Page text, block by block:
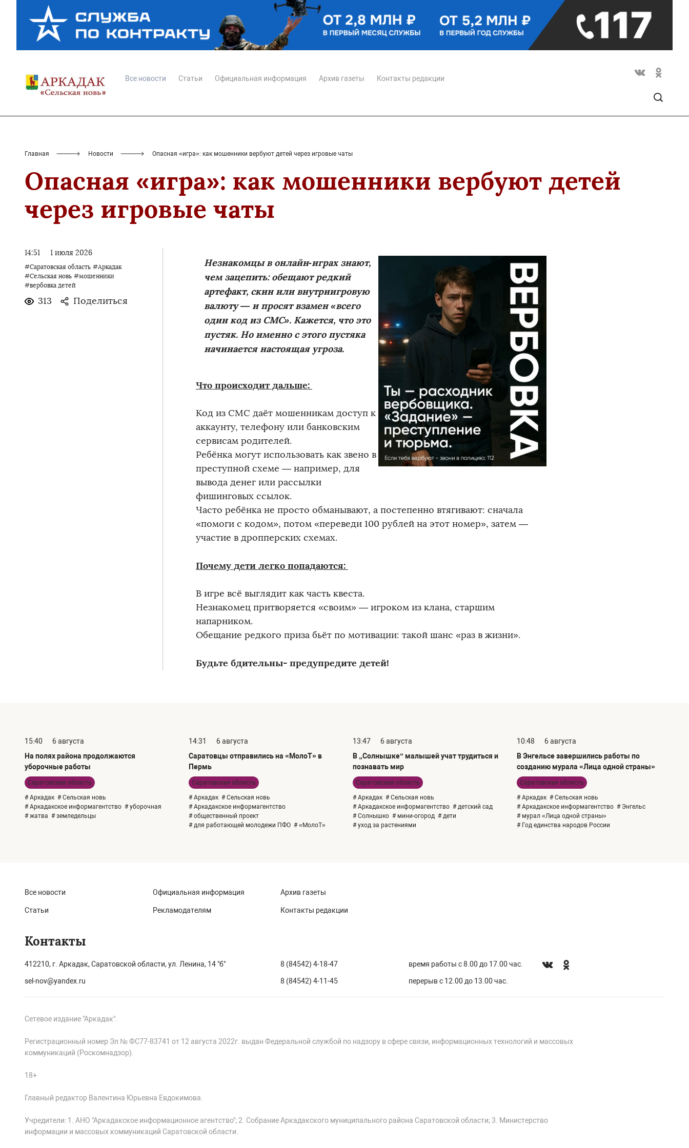
Все новости Статьи Официальная информация Архив газеты Контакты редакции
Главная Новости Опасная «игра»: как мошенники вербуют детей через игровые чаты
Опасная «игра»: как мошенники вербуют детей
через игровые чаты
14:51 1 июля 2026
#Саратовская область #Аркадак
#Сельская новь #мошенники
#вербовка детей
313 Поделиться
️Незнакомцы в онлайн‑играх знают,
чем зацепить: обещают редкий
артефакт, скин или внутриигровую
валюту — и просят взамен «всего
один код из СМС». Кажется, что это
пустяк. Но именно с этого пустяка
начинается настоящая угроза.
Что происходит дальше:
Код из СМС даёт мошенникам доступ к
аккаунту, телефону или банковским
сервисам родителей.
Ребёнка могут использовать как звено в
преступной схеме — например, для
вывода денег или рассылки
фишинговых ссылок.
Часто ребёнка не просто обманывают, а постепенно втягивают: сначала
«помоги с кодом», потом «переведи 100 рублей на этот номер», затем —
участие в дропперских схемах.
Почему дети легко попадаются:
В игре всё выглядит как часть квеста.
Незнакомец притворяется «своим» — игроком из клана, старшим
напарником.
Обещание редкого приза бьёт по мотивации: такой шанс «раз в жизни».
️Будьте бдительны- предупредите детей!
15:40
6 августа
На полях района продолжаются
уборочные работы
Саратовская область
# Аркадак # Сельская новь
# Аркадакское информагентство # уборочная
# жатва # земледельцы
14:31
6 августа
Саратовцы отправились на «МолоТ» в
Пермь
Саратовская область
# Аркадак # Сельская новь
# Аркадакское информагентство
# общественный проект
# для работающей молодежи ПФО # «МолоТ»
13:47
6 августа
В „Солнышке“ малышей учат трудиться и
познавать мир
Саратовская область
# Аркадак # Сельская новь
# Аркадакское информагентство # детский сад
# Солнышко # мини-огород # дети
# уход за растениями
10:48
6 августа
В Энгельсе завершились работы по
созданию мурала «Лица одной страны»
Саратовская область
# Аркадак # Сельская новь
# Аркадакское информагентство # Энгельс
# мурал «Лица одной страны»
# Год единства народов России
Все новости
Статьи
Официальная информация
Рекламодателям
Архив газеты
Контакты редакции
Контакты
412210, г. Аркадак, Саратовской области, ул. Ленина, 14 "б"
sel-nov@yandex.ru
8 (84542) 4-18-47
8 (84542) 4-11-45
время работы с 8.00 до 17.00 час.
перерыв с 12.00 до 13.00 час.
Сетевое издание "Аркадак".
Регистрационный номер Эл № ФС77-83741 от 12 августа 2022г. выдан Федеральной службой по надзору в сфере связи, информационных технологий и массовых
коммуникаций (Роскомнадзор).
18+
Главный редактор Валентина Юрьевна Евдокимова.
Учредители: 1. АНО "Аркадакское информационное агентство"; 2. Собрание Аркадакского муниципального района Саратовской области; 3. Министерство
информации и массовых коммуникаций Саратовской области.